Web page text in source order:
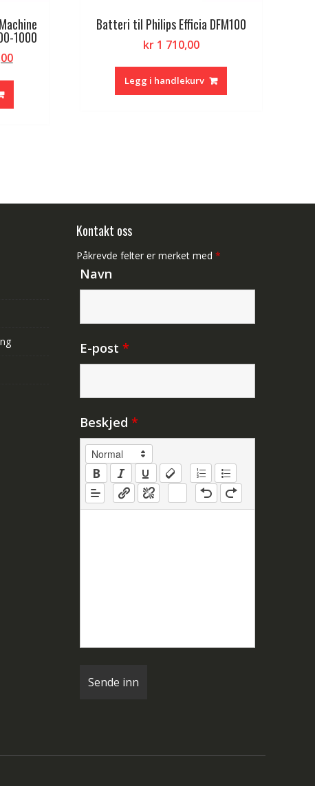
1000
Nåværende
Batteri til Philips Efficia DFM100
kr1 710,00
Legg i handlekurv
Kontakt oss
Påkrevde felter er merket med *
Navn
E-post *
Beskjed *